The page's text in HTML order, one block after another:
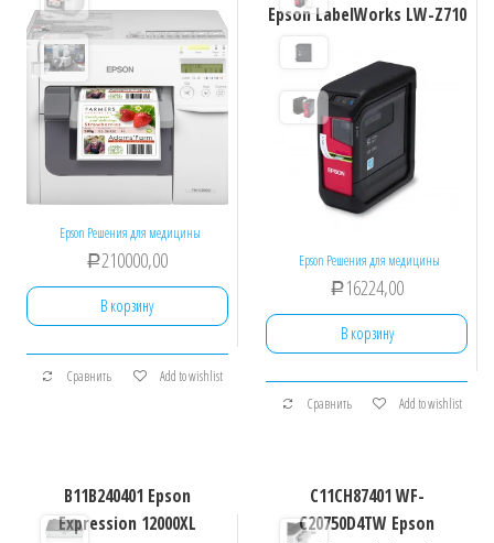
Epson Решения для медицины
Р210000,00
В корзину
Сравнить Add to wishlist
Epson LabelWorks LW-Z710
Epson Решения для медицины
Р 16224,00
В корзину
Сравнить Add to wishlist
B11B240401 Epson
Expression 12000XL
C11CH87401 WF-
C20750D4TW Epson